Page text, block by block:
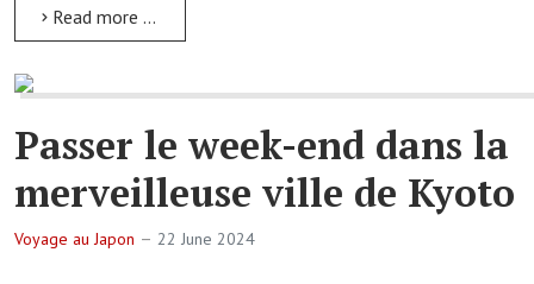
Read more …
Passer le week-end dans la
merveilleuse ville de Kyoto
Voyage au Japon 22 June 2024